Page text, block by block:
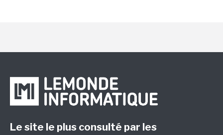
Le site le plus consulté par les